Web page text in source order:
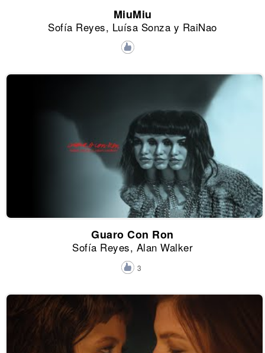
MiuMiu
Sofía Reyes, Luísa Sonza y RaiNao
Guaro Con Ron
Sofía Reyes, Alan Walker
3